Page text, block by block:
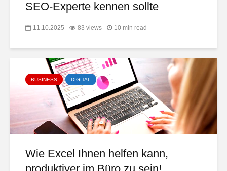
SEO-Experte kennen sollte
11.10.2025 83 views 10 min read
BUSINESS DIGITAL
Wie Excel Ihnen helfen kann,